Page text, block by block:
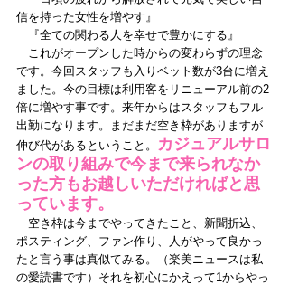
信を持った女性を増やす』
『全ての関わる人を幸せで豊かにする』
これがオープンした時からの変わらずの理念
です。今回スタッフも入りベット数が3台に増え
ました。今の目標は利用客をリニューアル前の2
倍に増やす事です。来年からはスタッフもフル
出勤になります。まだまだ空き枠がありますが
伸び代があるということ。
カジュアルサロ
ンの取り組みで今まで来られなか
った方もお越しいただければと思
っています。
空き枠は今までやってきたこと、新聞折込、
ポスティング、ファン作り、人がやって良かっ
たと言う事は真似てみる。（楽美ニュースは私
の愛読書です）それを初心にかえって1からやっ